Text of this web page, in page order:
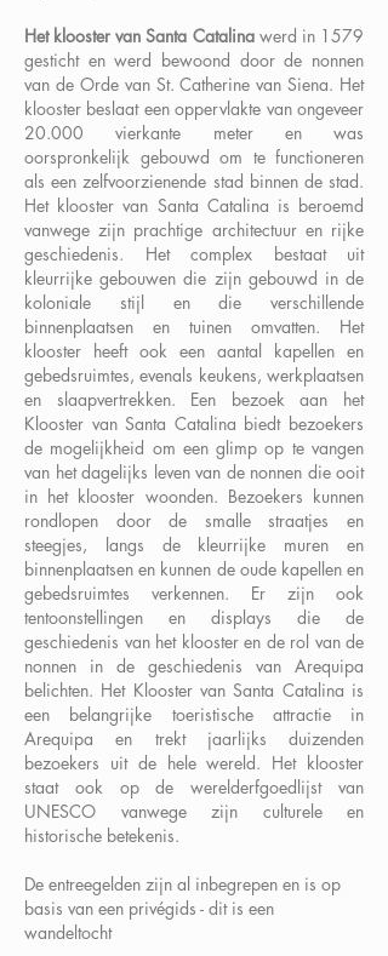
Het klooster van Santa Catalinawerd in 1579
gesticht en werd bewoond door de nonnen
van de Orde van St. Catherine van Siena. Het
klooster beslaat een oppervlakte van ongeveer
20.000 vierkante meter en was
oorspronkelijk gebouwd om te functioneren
als een zelfvoorzienende stad binnen de stad.
Het klooster van Santa Catalina is beroemd
vanwege zijn prachtige architectuur en rijke
geschiedenis. Het complex bestaat uit
kleurrijke gebouwen die zijn gebouwd in de
koloniale stijl en die verschillende
binnenplaatsen en tuinen omvatten. Het
klooster heeft ook een aantal kapellen en
gebedsruimtes, evenals keukens, werkplaatsen
en slaapvertrekken. Een bezoek aan het
Klooster van Santa Catalina biedt bezoekers
de mogelijkheid om een ​​glimp op te vangen
van het dagelijks leven van de nonnen die ooit
in het klooster woonden. Bezoekers kunnen
rondlopen door de smalle straatjes en
steegjes, langs de kleurrijke muren en
binnenplaatsen en kunnen de oude kapellen en
gebedsruimtes verkennen. Er zijn ook
tentoonstellingen en displays die de
geschiedenis van het klooster en de rol van de
nonnen in de geschiedenis van Arequipa
belichten. Het Klooster van Santa Catalina is
een belangrijke toeristische attractie in
Arequipa en trekt jaarlijks duizenden
bezoekers uit de hele wereld. Het klooster
staat ook op de werelderfgoedlijst van
UNESCO vanwege zijn culturele en
historische betekenis.
De entreegelden zijn al inbegrepen en is op
basis van een privégids - dit is een
wandeltocht